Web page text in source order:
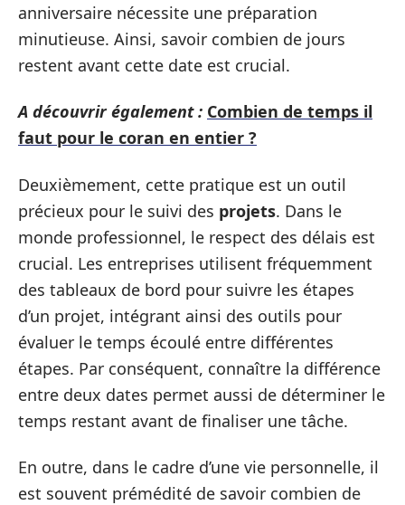
anniversaire nécessite une préparation
minutieuse. Ainsi, savoir combien de jours
restent avant cette date est crucial.
A découvrir également : Combien de temps il
faut pour le coran en entier ?
Deuxièmement, cette pratique est un outil
précieux pour le suivi des projets. Dans le
monde professionnel, le respect des délais est
crucial. Les entreprises utilisent fréquemment
des tableaux de bord pour suivre les étapes
d’un projet, intégrant ainsi des outils pour
évaluer le temps écoulé entre différentes
étapes. Par conséquent, connaître la différence
entre deux dates permet aussi de déterminer le
temps restant avant de finaliser une tâche.
En outre, dans le cadre d’une vie personnelle, il
est souvent prémédité de savoir combien de